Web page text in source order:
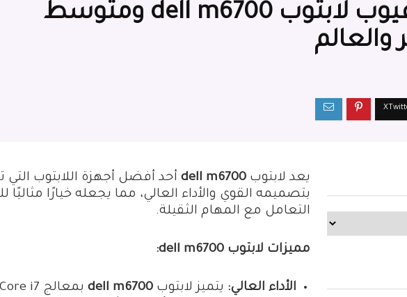
اهم مميزات وعيوب لابتوب dell m6700 ومتوسط
يعد لابتوب dell m6700
بتصميمه القوي والأداء العالي، مما يجعله خيارًا
التعامل مع المهام الثقيلة.
مميزات لابتوب dell m6700:
الأداء العالي: يتميز لابتوب dell m6700